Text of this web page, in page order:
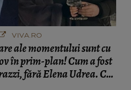
VIVA.RO
ale momentului sunt cu
în prim-plan! Cum a fost
fără Elena Udrea. Cu